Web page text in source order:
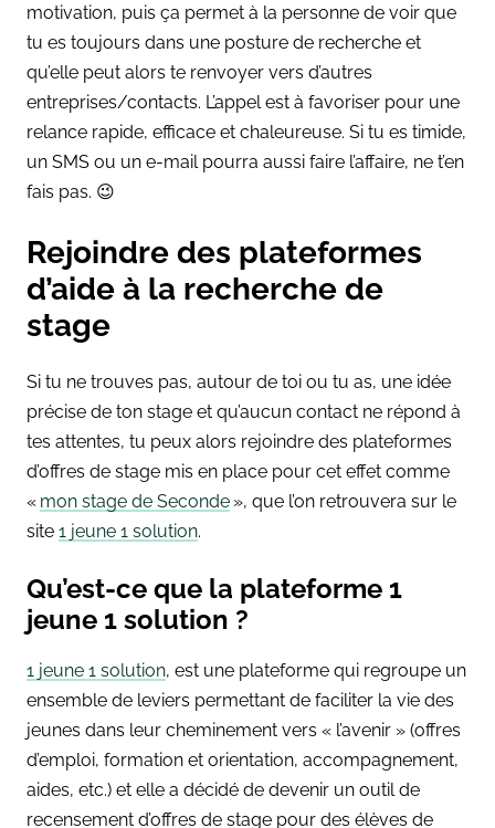
motivation, puis ça permet à la personne de voir que
tu es toujours dans une posture de recherche et
qu’elle peut alors te renvoyer vers d’autres
entreprises/contacts. L’appel est à favoriser pour une
relance rapide, efficace et chaleureuse. Si tu es timide,
un SMS ou un e-mail pourra aussi faire l’affaire, ne t’en
fais pas. 😉
Rejoindre des plateformes
d’aide à la recherche de
stage
Si tu ne trouves pas, autour de toi ou tu as, une idée
précise de ton stage et qu’aucun contact ne répond à
tes attentes, tu peux alors rejoindre des plateformes
d’offres de stage mis en place pour cet effet comme
« mon stage de Seconde », que l’on retrouvera sur le
site 1 jeune 1 solution.
Qu’est-ce que la plateforme 1
jeune 1 solution ?
1 jeune 1 solution, est une plateforme qui regroupe un
ensemble de leviers permettant de faciliter la vie des
jeunes dans leur cheminement vers « l’avenir » (offres
d’emploi, formation et orientation, accompagnement,
aides, etc.) et elle a décidé de devenir un outil de
recensement d’offres de stage pour des élèves de